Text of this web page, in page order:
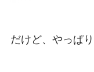
だけど、やっぱり